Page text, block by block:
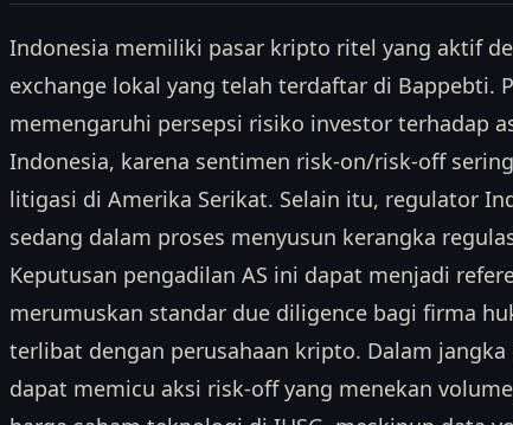
Indonesia memiliki pasar kripto ritel yang aktif
exchange lokal yang telah terdaftar di Bappebti.
memengaruhi persepsi risiko investor terhadap
Indonesia, karena sentimen risk-on/risk-off
litigasi di Amerika Serikat. Selain itu, regulator
sedang dalam proses menyusun kerangka
Keputusan pengadilan AS ini dapat menjadi
merumuskan standar due diligence bagi firma
terlibat dengan perusahaan kripto. Dalam
dapat memicu aksi risk-off yang menekan